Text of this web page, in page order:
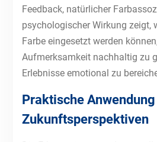
Feedback, natürlicher
psychologischer Wirkung zeigt,
Farbe eingesetzt werden
Aufmerksamkeit nachhaltig zu
Erlebnisse emotional zu
Praktische Anwendung
Zukunftsperspektiven